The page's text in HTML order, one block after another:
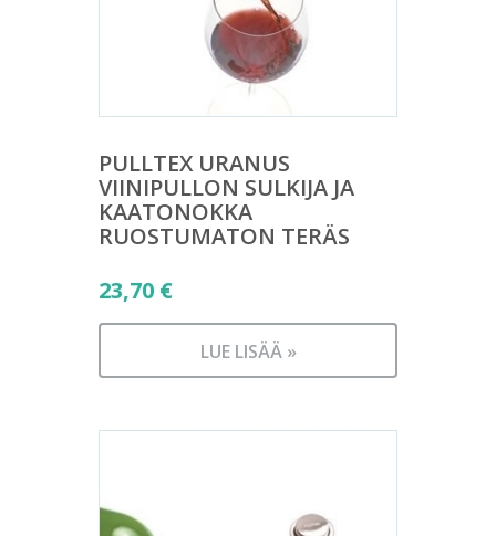
PULLTEX URANUS
VIINIPULLON SULKIJA JA
KAATONOKKA
RUOSTUMATON TERÄS
23,70 €
LUE LISÄÄ »